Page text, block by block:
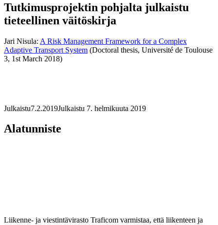
Tutkimusprojektin pohjalta julkaistu
tieteellinen väitöskirja
Jari Nisula: A Risk Management Framework for a Complex
Adaptive Transport System (Doctoral thesis, Université de Toulouse
3, 1st March 2018)
Julkaistu7.2.2019Julkaistu 7. helmikuuta 2019
Alatunniste
Liikenne- ja viestintävirasto Traficom varmistaa, että liikenteen ja